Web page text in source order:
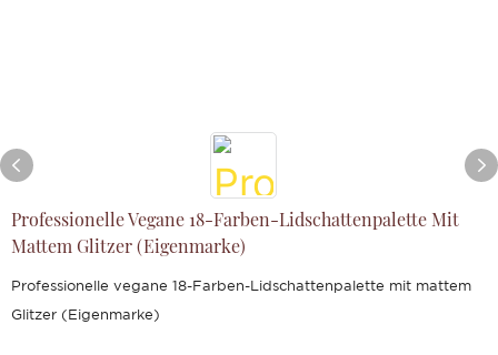
Professionelle Vegane 18-Farben-Lidschattenpalette Mit
Mattem Glitzer (Eigenmarke)
Professionelle vegane 18-Farben-Lidschattenpalette mit mattem
Glitzer (Eigenmarke)